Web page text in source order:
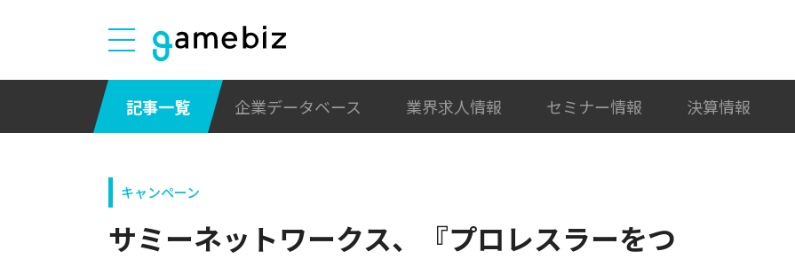
記事一覧 企業データベース 業界求人情報 セミナー情報 決算情報
キャンペーン
サミーネットワークス、『プロレスラーをつ